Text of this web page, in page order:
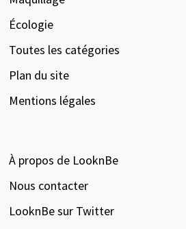
Écologie
Toutes les catégories
Plan du site
Mentions légales
À propos de LooknBe
Nous contacter
LooknBe sur Twitter